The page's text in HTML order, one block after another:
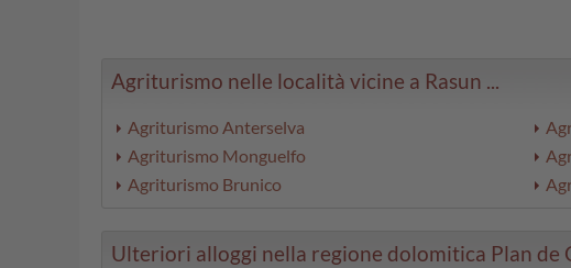
Agriturismo nelle località vicine a Rasun ...
Agriturismo Anterselva
Agriturismo Monguelfo
Agriturismo Brunico
Ulteriori alloggi nella regione dolomitica Plan de